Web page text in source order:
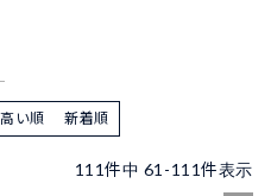
い順 新着順
111件中 61 -111件表示